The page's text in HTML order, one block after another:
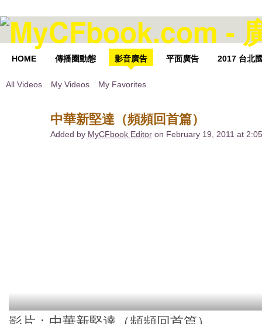
HOME 傳播圈動態 影音廣告 平面廣告 2017 台北
All Videos My Videos My Favorites
中華新堅達（頻頻回首篇）
Added by MyCFbook Editor on February 19, 2011 at